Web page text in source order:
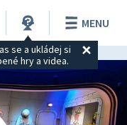
se a ukládej si
hry a videa.
MENU